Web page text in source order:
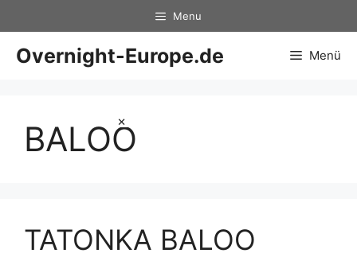
×
Inhalt
springen
Menu
Overnight-Europe.de Menü
BALOO
TATONKA BALOO